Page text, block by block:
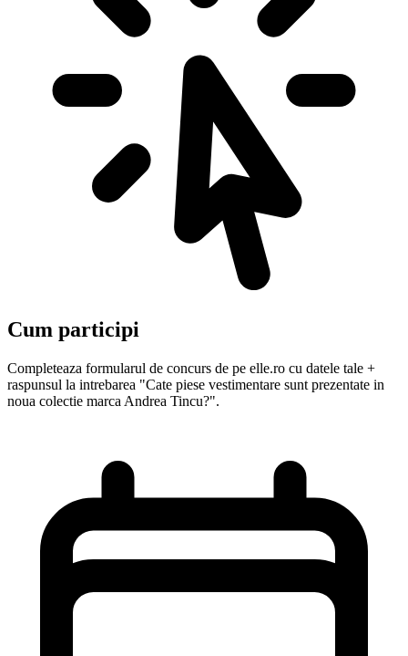
Cum participi
Completeaza formularul de concurs de pe elle.ro cu datele tale +
raspunsul la intrebarea "Cate piese vestimentare sunt prezentate in
noua colectie marca Andrea Tincu?".